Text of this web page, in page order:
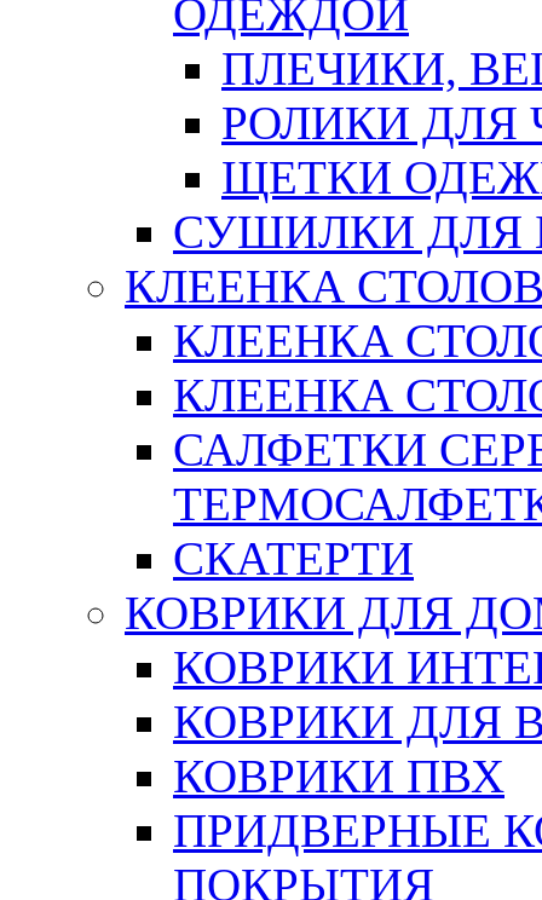
ОДЕЖДОЙ
ПЛЕЧИКИ,
РОЛИКИ ДЛЯ
ЩЕТКИ
СУШИЛКИ ДЛЯ
КЛЕЕНКА
КЛЕЕНКА
КЛЕЕНКА
САЛФЕТКИ
СКАТЕРТИ
КОВРИКИ ДЛЯ
КОВРИКИ
КОВРИКИ ДЛЯ
КОВРИКИ ПВХ
ПРИДВЕРНЫЕ
ПОКРЫТИЯ